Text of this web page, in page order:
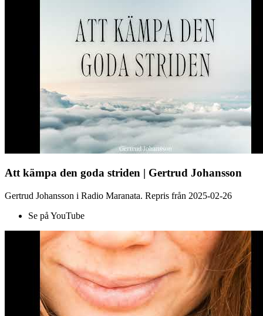
Att kämpa den goda striden | Gertrud Johansson
Gertrud Johansson i Radio Maranata. Repris från 2025-02-26
Se på YouTube